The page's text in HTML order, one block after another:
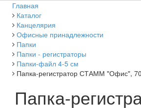
Главная
Каталог
Канцелярия
Офисные принадлежности
Папки
Папки - регистраторы
Папки-файл 4-5 см
Папка-регистратор СТАММ "Офис",
Папка-